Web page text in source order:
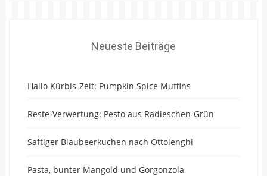
Neueste Beiträge
Hallo Kürbis-Zeit: Pumpkin Spice Muffins
Reste-Verwertung: Pesto aus Radieschen-Grün
Saftiger Blaubeerkuchen nach Ottolenghi
Pasta, bunter Mangold und Gorgonzola